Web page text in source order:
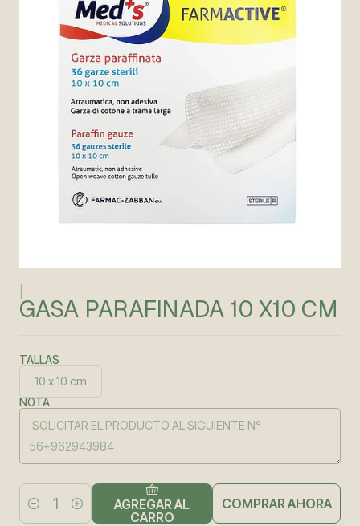
GASA PARAFINADA 10 X10 CM
TALLAS
10 x 10 cm
NOTA
Cantidad
AGREGAR AL
CARRO
COMPRAR AHORA